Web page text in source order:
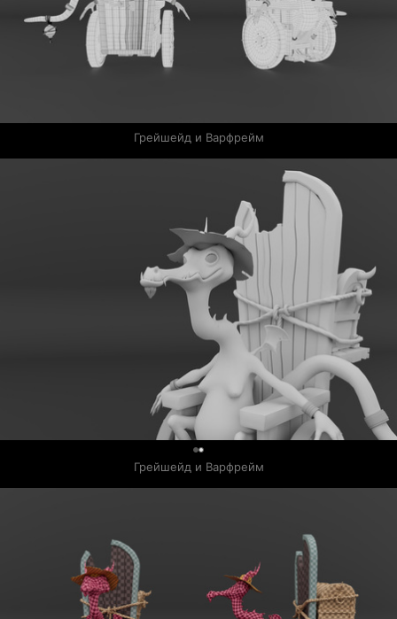
Грейшейд и Варфрейм
Грейшейд и Варфрейм